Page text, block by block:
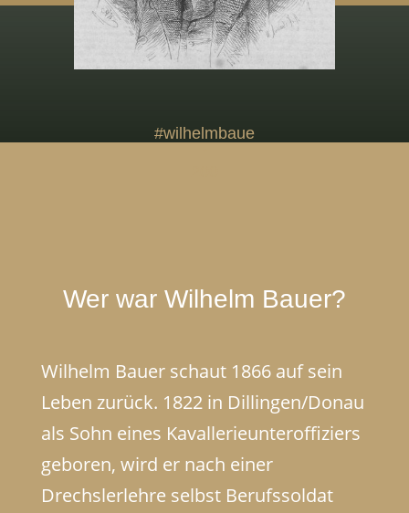
#wilhelmbaue
Wer war Wilhelm Bauer?
Wilhelm Bauer schaut 1866 auf sein
Leben zurück. 1822 in Dillingen/Donau
als Sohn eines Kavallerieunteroffiziers
geboren, wird er nach einer
Drechslerlehre selbst Berufssoldat